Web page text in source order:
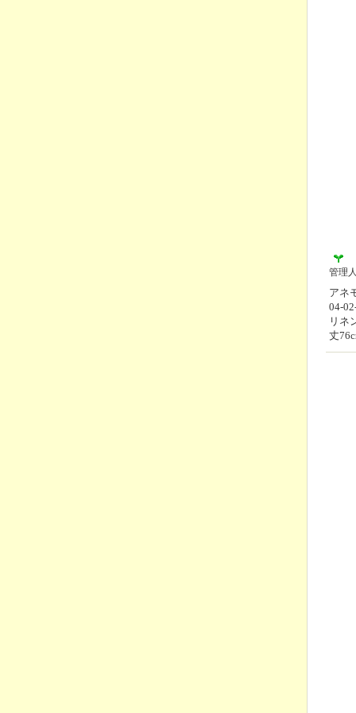
管理
アネ
04-
リネ
丈